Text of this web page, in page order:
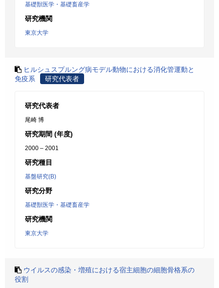
基礎獣医学・基礎畜産学
研究機関
東京大学
ヒルシュスプルング病モデル動物における消化管運動と
免疫系
研究代表者
研究代表者
尾崎 博
研究期間 (年度)
2000 – 2001
研究種目
基盤研究(B)
研究分野
基礎獣医学・基礎畜産学
研究機関
東京大学
ウイルスの感染・増殖における宿主細胞の細胞骨格系の
役割